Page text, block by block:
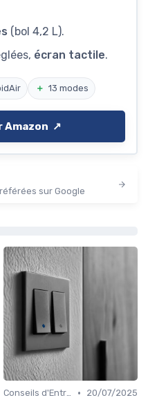
(bol 4,2 L).
écran tactile.
＋ 13 modes
Amazon ↗️
sur Google
Conseils d'Entretien •
20/07/2025